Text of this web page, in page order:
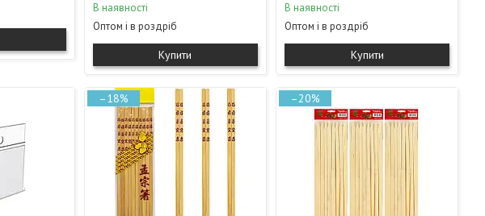
В наявності
Оптом і в роздріб
Купити
В наявності
Оптом і в роздріб
Купити
–18% –20%